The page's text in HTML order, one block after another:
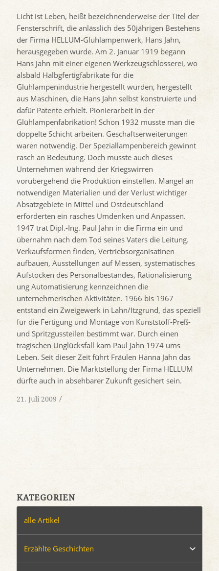
Licht ist Leben, heißt bezeichnenderweise der Titel der
Fensterschrift, die anlässlich des 50jährigen Bestehens
der Firma HELLUM-Glühlampenwerk, Hans Jahn,
herausgegeben wurde. Am 2. Januar 1919 begann
Hans Jahn mit einer eigenen Werkzeugschlosserei, wo
alsbald Halbgfertigfabrikate für die
Glühlampenindustrie hergestellt wurden, hergestellt
aus Maschinen, die Hans Jahn selbst konstruierte und
dafür Patente erhielt. Pionierarbeit in der
Glühlampenfabrikation! Schon 1932 musste man die
doppelte Schicht arbeiten. Geschäftserweiterungen
waren notwendig. Der Speziallampenbereich gewinnt
rasch an Bedeutung. Doch musste auch dieses
Unternehmen während der Kriegswirren
vorübergehend die Produktion einstellen. Mangel an
notwendigen Materialien und der Verlust wichtiger
Absatzgebiete in Mittel und Ostdeutschland
erforderten ein rasches Umdenken und Anpassen.
1947 trat Dipl.-Ing. Paul Jahn in die Firma ein und
übernahm nach dem Tod seines Vaters die Leitung.
Verkaufsformen finden, Vertriebsorganisatinen
aufbauen, Ausstellungen auf Messen, systematisches
Aufstocken des Personalbestandes, Rationalisierung
ung Automatisierung kennzeichnen die
unternehmerischen Aktivitäten. 1966 bis 1967
entstand ein Zweigewerk in Lahn/Itzgrund, das speziell
für die Fertigung und Montage von Kunststoff-Preß-
und Spritzgussteilen bestimmt war. Durch einen
tragischen Unglücksfall kam Paul Jahn 1974 ums
Leben. Seit dieser Zeit führt Fräulen Hanna Jahn das
Unternehmen. Die Marktstellung der Firma HELLUM
dürfte auch in absehbarer Zukunft gesichert sein.
21. Juli 2009 /
KATEGORIEN
alle Artikel
Erzählte Geschichten